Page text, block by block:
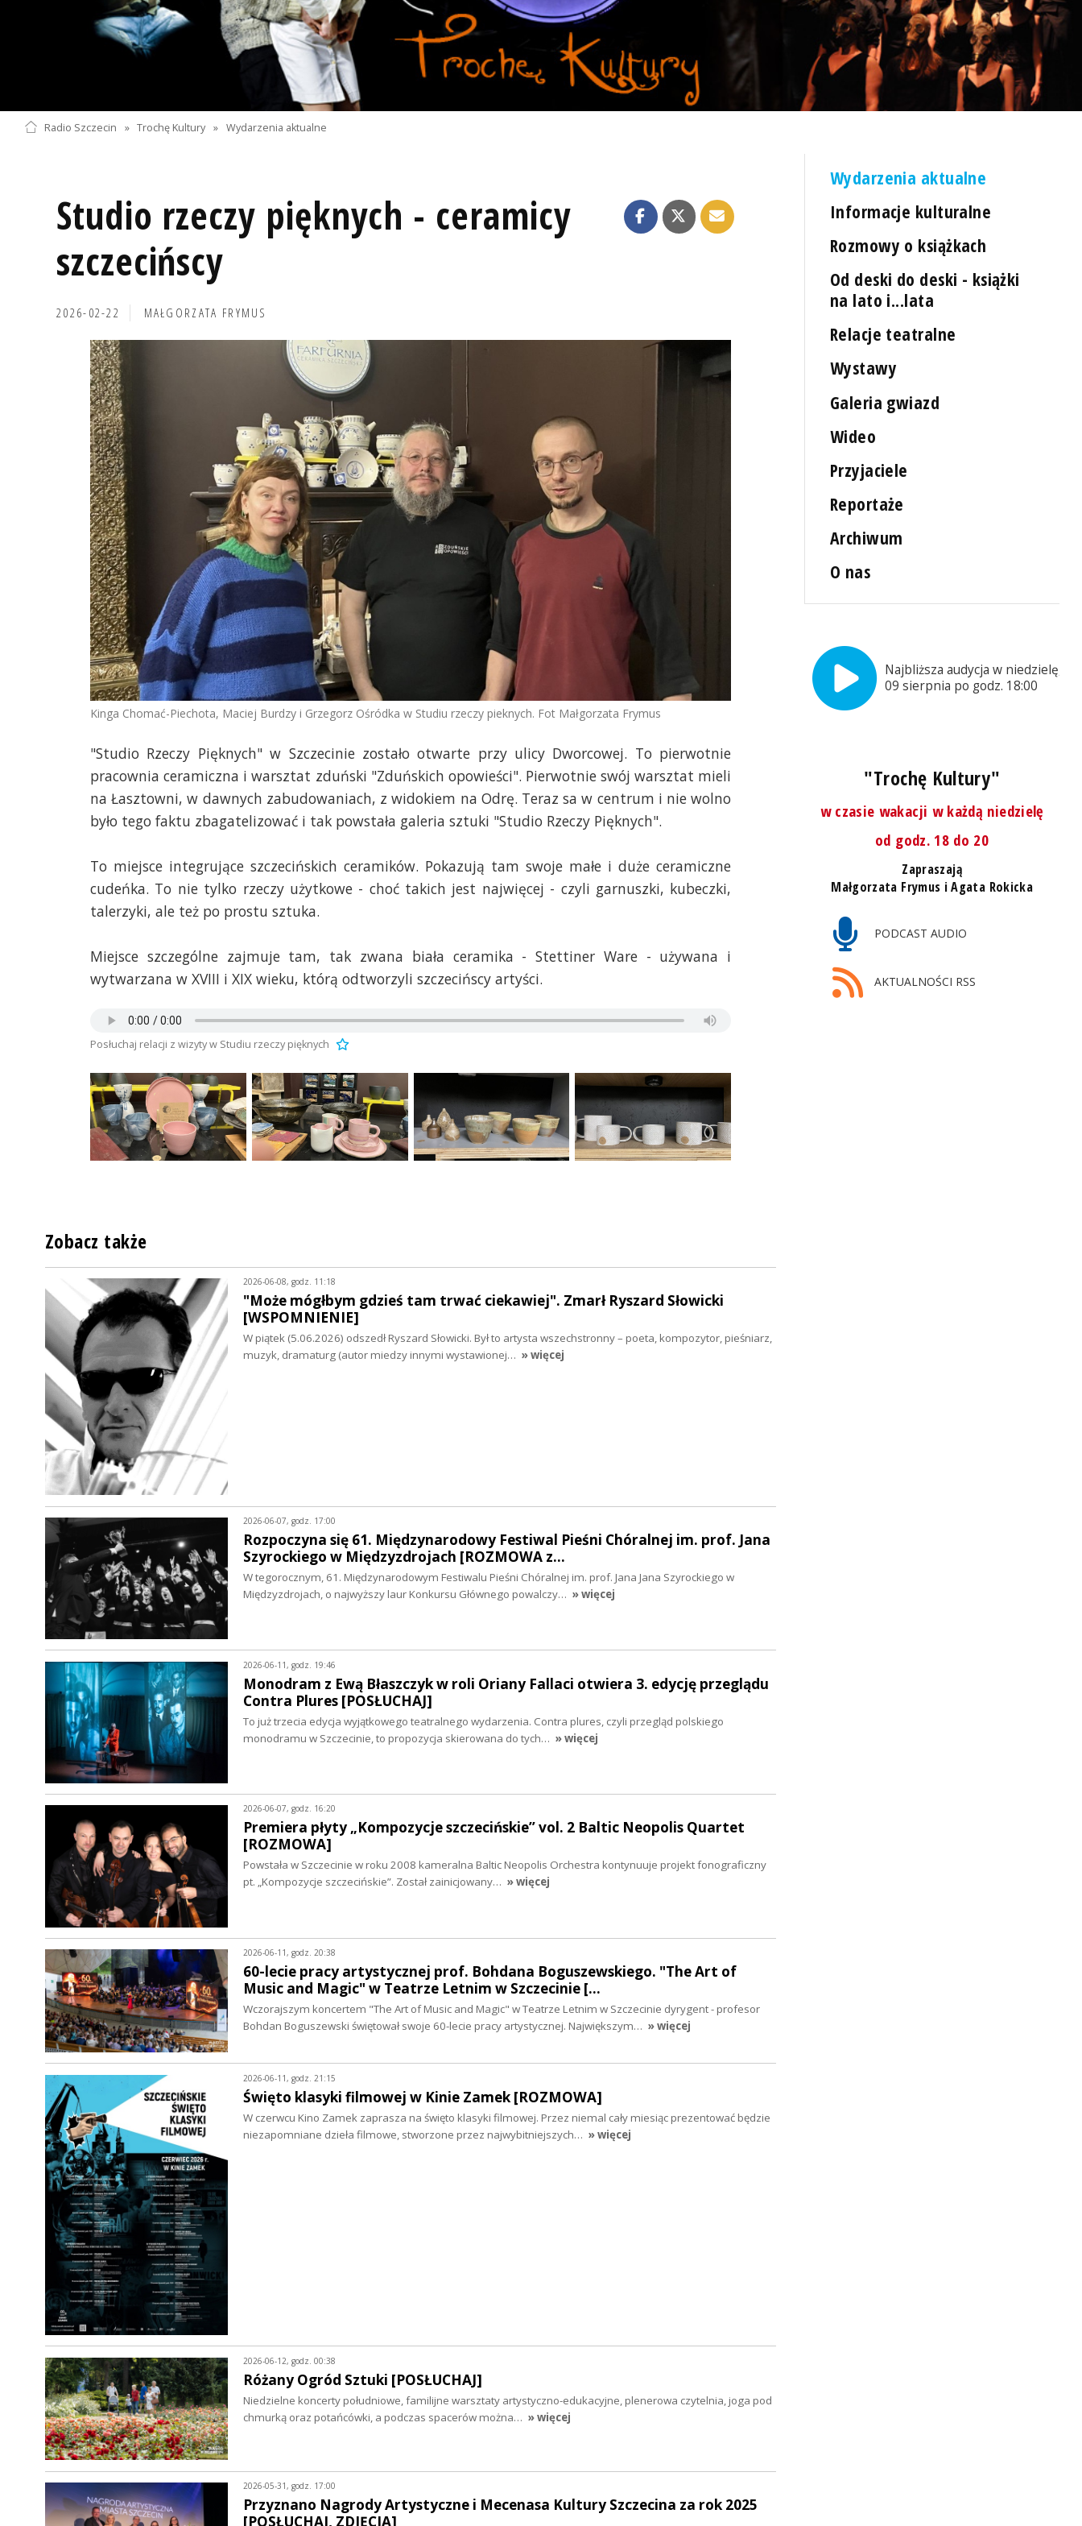
Radio Szczecin » Trochę Kultury » Wydarzenia aktualne
Studio rzeczy pięknych - ceramicy
szczecińscy
2026-02-22 MAŁGORZATA FRYMUS
Kinga Chomać-Piechota, Maciej Burdzy i Grzegorz Ośródka w Studiu rzeczy pieknych. Fot Małgorzata Frymus
"Studio Rzeczy Pięknych" w Szczecinie zostało otwarte przy ulicy Dworcowej. To pierwotnie
pracownia ceramiczna i warsztat zduński "Zduńskich opowieści". Pierwotnie swój warsztat mieli
na Łasztowni, w dawnych zabudowaniach, z widokiem na Odrę. Teraz sa w centrum i nie wolno
było tego faktu zbagatelizować i tak powstała galeria sztuki "Studio Rzeczy Pięknych".
To miejsce integrujące szczecińskich ceramików. Pokazują tam swoje małe i duże ceramiczne
cudeńka. To nie tylko rzeczy użytkowe - choć takich jest najwięcej - czyli garnuszki, kubeczki,
talerzyki, ale też po prostu sztuka.
Miejsce szczególne zajmuje tam, tak zwana biała ceramika - Stettiner Ware - używana i
wytwarzana w XVIII i XIX wieku, którą odtworzyli szczecińscy artyści.
Posłuchaj relacji z wizyty w Studiu rzeczy pięknych
Wydarzenia aktualne
Informacje kulturalne
Rozmowy o książkach
Od deski do deski - książki
na lato i...lata
Relacje teatralne
Wystawy
Galeria gwiazd
Wideo
Przyjaciele
Reportaże
Archiwum
O nas
Najbliższa audycja w niedzielę,
09 sierpnia po godz. 18:00
"Trochę Kultury"
w czasie wakacji w każdą niedzielę
od godz. 18 do 20
Zapraszają
Małgorzata Frymus i Agata Rokicka
PODCAST AUDIO
AKTUALNOŚCI RSS
Zobacz także
2026-06-08, godz. 11:18
"Może mógłbym gdzieś tam trwać ciekawiej". Zmarł Ryszard Słowicki
[WSPOMNIENIE]
W piątek (5.06.2026) odszedł Ryszard Słowicki. Był to artysta wszechstronny – poeta, kompozytor, pieśniarz,
muzyk, dramaturg (autor miedzy innymi wystawionej… » więcej
2026-06-07, godz. 17:00
Rozpoczyna się 61. Międzynarodowy Festiwal Pieśni Chóralnej im. prof. Jana
Szyrockiego w Międzyzdrojach [ROZMOWA z…
W tegorocznym, 61. Międzynarodowym Festiwalu Pieśni Chóralnej im. prof. Jana Jana Szyrockiego w
Międzyzdrojach, o najwyższy laur Konkursu Głównego powalczy… » więcej
2026-06-11, godz. 19:46
Monodram z Ewą Błaszczyk w roli Oriany Fallaci otwiera 3. edycję przeglądu
Contra Plures [POSŁUCHAJ]
To już trzecia edycja wyjątkowego teatralnego wydarzenia. Contra plures, czyli przegląd polskiego
monodramu w Szczecinie, to propozycja skierowana do tych… » więcej
2026-06-07, godz. 16:20
Premiera płyty „Kompozycje szczecińskie” vol. 2 Baltic Neopolis Quartet
[ROZMOWA]
Powstała w Szczecinie w roku 2008 kameralna Baltic Neopolis Orchestra kontynuuje projekt fonograficzny
pt. „Kompozycje szczecińskie”. Został zainicjowany… » więcej
2026-06-11, godz. 20:38
60-lecie pracy artystycznej prof. Bohdana Boguszewskiego. "The Art of
Music and Magic" w Teatrze Letnim w Szczecinie […
Wczorajszym koncertem "The Art of Music and Magic" w Teatrze Letnim w Szczecinie dyrygent - profesor
Bohdan Boguszewski świętował swoje 60-lecie pracy artystycznej. Największym… » więcej
2026-06-11, godz. 21:15
Święto klasyki filmowej w Kinie Zamek [ROZMOWA]
W czerwcu Kino Zamek zaprasza na święto klasyki filmowej. Przez niemal cały miesiąc prezentować będzie
niezapomniane dzieła filmowe, stworzone przez najwybitniejszych… » więcej
2026-06-12, godz. 00:38
Różany Ogród Sztuki [POSŁUCHAJ]
Niedzielne koncerty południowe, familijne warsztaty artystyczno-edukacyjne, plenerowa czytelnia, joga pod
chmurką oraz potańcówki, a podczas spacerów można… » więcej
2026-05-31, godz. 17:00
Przyznano Nagrody Artystyczne i Mecenasa Kultury Szczecina za rok 2025
[POSŁUCHAJ, ZDJĘCIA]